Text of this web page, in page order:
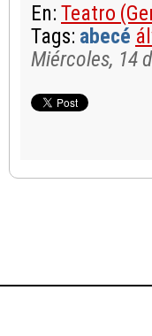
En: Teatro
Tags: abecé
Miércoles, 14